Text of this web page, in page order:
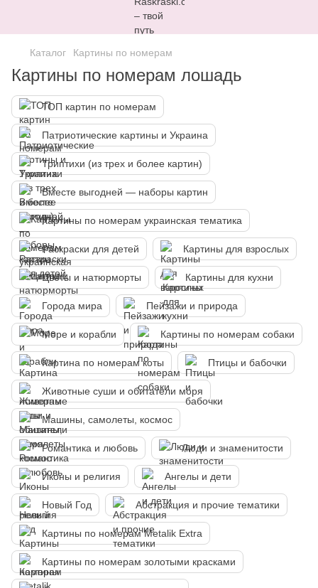
Каталог Картины по номерам
Картины по номерам лошадь
ТОП картин по номерам
Патриотические картины и Украина
Триптихи (из трех и более картин)
Вместе выгодней — наборы картин
Картины по номерам украинская тематика
Раскраски для детей Картины для взрослых
Цветы и натюрморты Картины для кухни
Города мира Пейзажи и природа
Море и корабли Картины по номерам собаки
Картина по номерам коты Птицы и бабочки
Животные суши и обитатели моря
Машины, самолеты, космос
Романтика и любовь Люди и знаменитости
Иконы и религия Ангелы и дети
Новый Год Абстракция и прочие тематики
Картины по номерам Metalik Extra
Картины по номерам золотыми красками